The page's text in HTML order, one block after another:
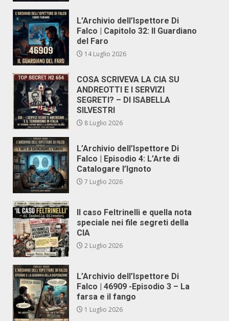
L’Archivio dell’Ispettore Di
Falco | Capitolo 32: Il Guardiano
del Faro
14 Luglio 2026
COSA SCRIVEVA LA CIA SU
ANDREOTTI E I SERVIZI
SEGRETI? – DI ISABELLA
SILVESTRI
8 Luglio 2026
L’Archivio dell’Ispettore Di
Falco | Episodio 4: L’Arte di
Catalogare l’Ignoto
7 Luglio 2026
Il caso Feltrinelli e quella nota
speciale nei file segreti della
CIA
2 Luglio 2026
L’Archivio dell’Ispettore Di
Falco | 46909 -Episodio 3 – La
farsa e il fango
1 Luglio 2026